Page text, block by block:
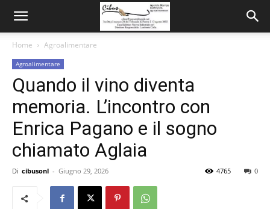
Home Agroalimentare
Agroalimentare
Quando il vino diventa
memoria. L’incontro con
Enrica Pagano e il sogno
chiamato Aglaia
Di cibusonl - Giugno 29, 2026 0
4765